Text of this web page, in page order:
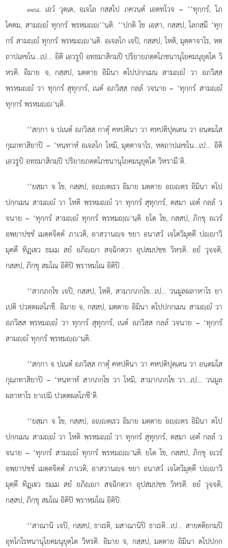
๓๙๘. เอวํ วุตฺเต, อเจโล กสฺสโป ภควนฺตํ เอตทโวจ – ‘‘ทุกฺกรํ, โภ
โคตม, สามฺํ ทุกฺกรํ พฺรหฺมฺ’’นฺติ. ‘‘ปกติ โข เอสา, กสฺสป, โลกสฺมึ ‘ทุกฺ
กรํ สามฺํ ทุกฺกรํ พฺรหฺมฺ’นฺติ. อเจลโก เจปิ, กสฺสป, โหติ, มุตฺตาจาโร, หตฺ
ถาปเลขโน…เป… อิติ เอวรูปํ อทฺธมาสิกมฺปิ ปริยายภตฺตโภชนานุโยคมนุยุตฺโต วิ
หรติ. อิมาย จ, กสฺสป, มตฺตาย อิมินา ตโปปกฺกเมน สามฺํ วา อภวิสฺส
พฺรหฺมฺํ วา ทุกฺกรํ สุทุกฺกรํ, เนตํ อภวิสฺส กลฺลํ วจนาย – ‘ทุกฺกรํ สามฺํ
ทุกฺกรํ พฺรหฺมฺ’นฺติ.
‘‘สกฺกาจ ปเนตํ อภวิสฺส กาตุํ คหปตินา วา คหปติปุตฺเตน วา อนฺตมโส
กุมฺภทาสิยาปิ – ‘หนฺทาหํ อเจลโก โหมิ, มุตฺตาจาโร, หตฺถาปเลขโน…เป… อิติ
เอวรูปํ อทฺธมาสิกมฺปิ ปริยายภตฺตโภชนานุโยคมนุยุตฺโต วิหรามี’ติ.
‘‘ยสฺมา จ โข, กสฺสป, อฺตฺเรว อิมาย มตฺตาย อฺตฺร อิมินา ตโป
ปกฺกเมน สามฺํ วา โหติ พฺรหฺมฺํ วา ทุกฺกรํ สุทุกฺกรํ, ตสฺมา เอตํ กลฺลํ ว
จนาย – ‘ทุกฺกรํ สามฺํ ทุกฺกรํ พฺรหฺมฺ’นฺติ. ยโต โข, กสฺสป, ภิกฺขุ อเวรํ
อพฺยาปชฺชํ เมตฺตจิตฺตํ ภาเวติ, อาสวานฺจ ขยา อนาสวํ เจโตวิมุตฺตึ ปฺาวิ
มุตฺตึ ทิฏฺเว ธมฺเม สยํ อภิฺา สจฺฉิกตฺวา อุปสมฺปชฺช วิหรติ. อยํ วุจฺจติ,
กสฺสป, ภิกฺขุ สมโณ อิติปิ พฺราหฺมโณ อิติปิ .
‘‘สากภกฺโข เจปิ, กสฺสป, โหติ, สามากภกฺโข…เป… วนมูลผลาหาโร ยา
เปติ ปวตฺตผลโภชี. อิมาย จ, กสฺสป, มตฺตาย อิมินา ตโปปกฺกเมน สามฺํ วา
อภวิสฺส พฺรหฺมฺํ วา ทุกฺกรํ สุทุกฺกรํ, เนตํ อภวิสฺส กลฺลํ วจนาย – ‘ทุกฺกรํ
สามฺํ ทุกฺกรํ พฺรหฺมฺ’นฺติ.
‘‘สกฺกา จ ปเนตํ อภวิสฺส กาตุํ คหปตินา วา คหปติปุตฺเตน วา อนฺตมโส
กุมฺภทาสิยาปิ – ‘หนฺทาหํ สากภกฺโข วา โหมิ, สามากภกฺโข วา…เป… วนมูล
ผลาหาโร ยาเปมิ ปวตฺตผลโภชี’ติ.
‘‘ยสฺมา จ โข, กสฺสป, อฺตฺเรว อิมาย มตฺตาย อฺตฺร อิมินา ตโป
ปกฺกเมน สามฺํ วา โหติ พฺรหฺมฺํ วา ทุกฺกรํ สุทุกฺกรํ, ตสฺมา เอตํ กลฺลํ ว
จนาย – ‘ทุกฺกรํ สามฺํ ทุกฺกรํ พฺรหฺมฺ’นฺติ. ยโต โข, กสฺสป, ภิกฺขุ อเวรํ
อพฺยาปชฺชํ เมตฺตจิตฺตํ ภาเวติ, อาสวานฺจ ขยา อนาสวํ เจโตวิมุตฺตึ ปฺาวิ
มุตฺตึ ทิฏฺเว ธมฺเม สยํ อภิฺา สจฺฉิกตฺวา อุปสมฺปชฺช วิหรติ. อยํ วุจฺจติ,
กสฺสป, ภิกฺขุ สมโณ อิติปิ พฺราหฺมโณ อิติปิ.
‘‘สาณานิ เจปิ, กสฺสป, ธาเรติ, มสาณานิปิ ธาเรติ…เป… สายตติยกมฺปิ
อุทโกโรหนานุโยคมนุยุตฺโต วิหรติ. อิมาย จ, กสฺสป, มตฺตาย อิมินา ตโปปกฺก